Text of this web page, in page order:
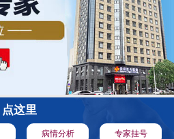
这里
病情分析 专家挂号